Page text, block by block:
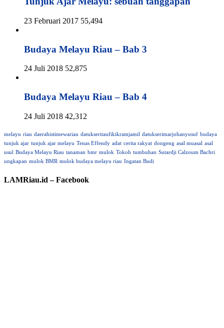
23 Februari 2017 55,494
Budaya Melayu Riau – Bab 3
24 Juli 2018 52,875
Budaya Melayu Riau – Bab 4
24 Juli 2018 42,312
melayu riau daerahistimewariau datukseritaufikikramjamil datukserimarjohanyusuf budaya
tunjuk ajar tunjuk ajar melayu Tenas Effendy adat cerita rakyat dongeng asal muasal asal
usul Budaya Melayu Riau tanaman bmr mulok Tokoh tumbuhan Sutardji Calzoum Bachri
ungkapan mulok BMR mulok budaya melayu riau Ingatan Budi
LAMRiau.id – Facebook